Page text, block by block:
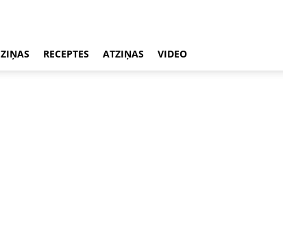
ZIŅAS RECEPTES ATZIŅAS VIDEO